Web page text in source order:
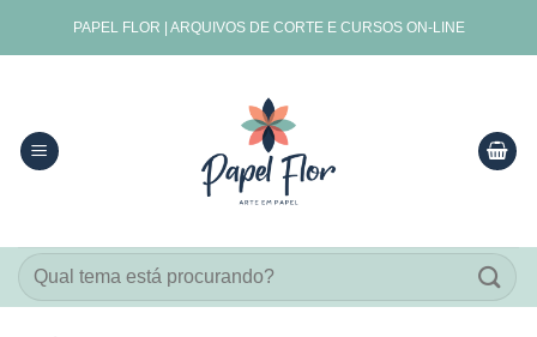
PAPEL FLOR | ARQUIVOS DE CORTE E CURSOS ON-LINE
Pesquisar
por: